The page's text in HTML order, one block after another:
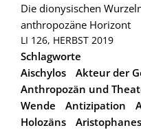
Die dionysischen
anthropozäne Horizont
LI 126, HERBST 2019
Schlagworte
Aischylos
Akteur der
Anthropozän und
Wende
Antizipation
Holozäns
Aristophanes